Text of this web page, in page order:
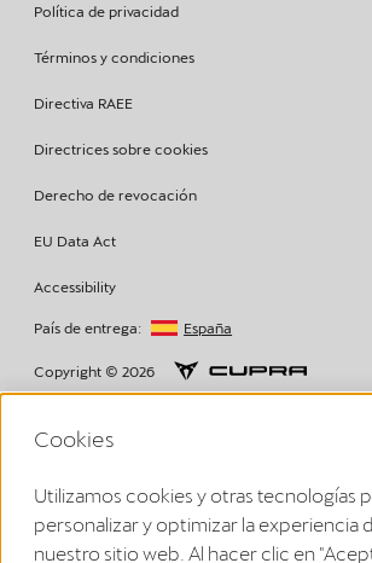
Política de privacidad
Términos y condiciones
Directiva RAEE
Directrices sobre cookies
Derecho de revocación
EU Data Act
Accessibility
País de entrega: España
Copyright © 2026
¹ LTE
CUPRA/SEAT Charger (1ª generazione a partire
La funcionalidad LTE solo puede utilizarse en los
Cookies
Utilizamos cookies y otras tecnologías
personalizar y optimizar la experiencia
nuestro sitio web. Al hacer clic en